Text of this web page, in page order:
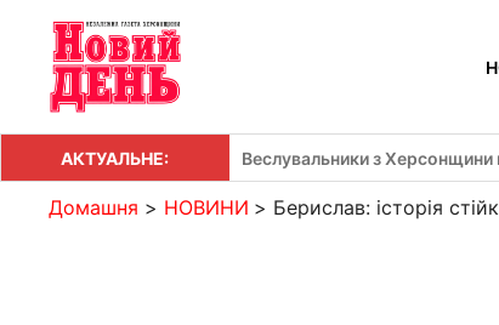
Перейти
вмісту
АКТУАЛЬНЕ: Веслувальники з Херсонщини
Домашня НОВИНИ Берислав: історія